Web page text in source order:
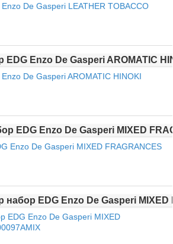
De Gasperi LEATHER TOBACCO
De Gasperi AROMATIC HINOKI
Enzo De Gasperi MIXED FRAGRANCES
EDG Enzo De Gasperi MIXED